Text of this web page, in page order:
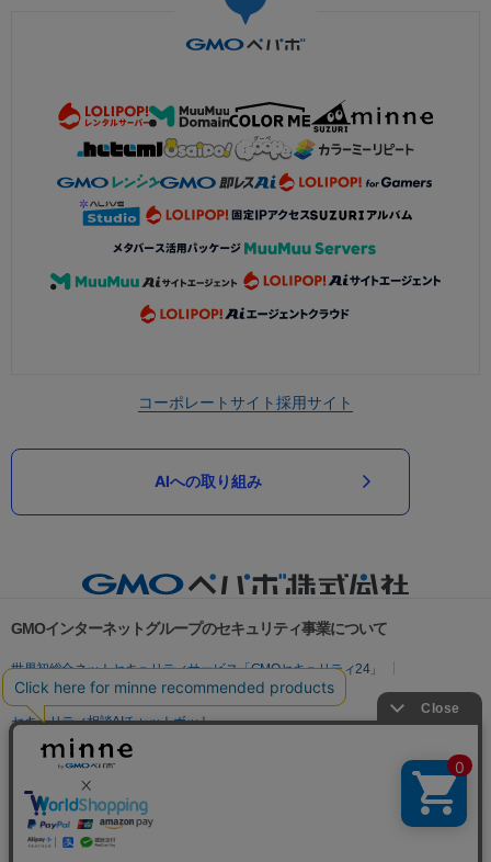
コーポレートサイト採用サイト
AIへの取り組み
GMOインターネットグループのセキュリティ事業について
世界初総合ネットセキュリティサービス「GMOセキュリティ24」
パスワード漏洩診断
Webサイトリスク診断
セキュリティ相談AIチャットボット
実在証明・盗聴対策
サイバー攻撃対策（GMO Flatt Security）
セキュリティ事業の軌跡